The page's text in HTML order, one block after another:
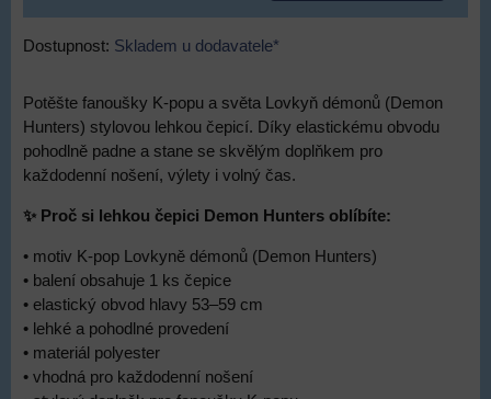
Dostupnost: Skladem u dodavatele*
Potěšte fanoušky K-popu a světa Lovkyň démonů (Demon
Hunters) stylovou lehkou čepicí. Díky elastickému obvodu
pohodlně padne a stane se skvělým doplňkem pro
každodenní nošení, výlety i volný čas.
✨ Proč si lehkou čepici Demon Hunters oblíbíte:
• motiv K-pop Lovkyně démonů (Demon Hunters)
• balení obsahuje 1 ks čepice
• elastický obvod hlavy 53–59 cm
• lehké a pohodlné provedení
• materiál polyester
• vhodná pro každodenní nošení